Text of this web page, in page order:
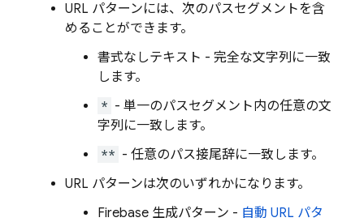
URL パターンには、次のパスセグメントを含
めることができます。
書式なしテキスト - 完全な文字列に一致
します。
* - 単一のパスセグメント内の任意の文
字列に一致します。
** - 任意のパス接尾辞に一致します。
URL パターンは次のいずれかになります。
Firebase 生成パターン - 自動 URL パタ